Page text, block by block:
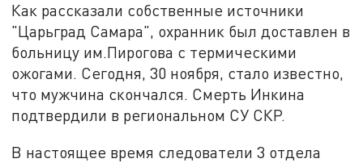
Как рассказали собственные источники
"Царьград Самара", охранник был доставлен в
больницу им.Пирогова с термическими
ожогами. Сегодня, 30 ноября, стало известно,
что мужчина скончался. Смерть Инкина
подтвердили в региональном СУ СКР.
В настоящее время следователи 3 отдела